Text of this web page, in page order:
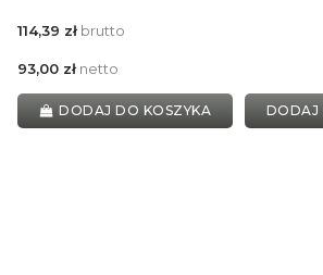
114,39 złbrutto
93,00 złnetto
DODAJ DO KOSZYKA DODAJ